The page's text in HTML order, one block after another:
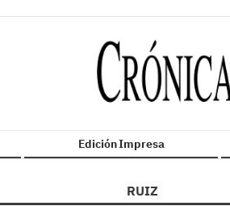
Edición Impresa
RUIZ